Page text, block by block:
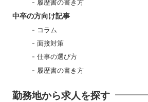
履歴書の書き方
中卒の方向け記事
コラム
面接対策
仕事の選び方
履歴書の書き方
勤務地から求人を探す